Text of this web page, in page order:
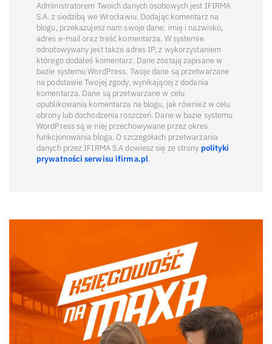
Administratorem Twoich danych osobowych jest IFIRMA
S.A. z siedzibą we Wrocławiu. Dodając komentarz na
blogu, przekazujesz nam swoje dane: imię i nazwisko,
adres e-mail oraz treść komentarza. W systemie
odnotowywany jest także adres IP, z wykorzystaniem
którego dodałeś komentarz. Dane zostają zapisane w
bazie systemu WordPress. Twoje dane są przetwarzane
na podstawie Twojej zgody, wynikającej z dodania
komentarza. Dane są przetwarzane w celu
opublikowania komentarza na blogu, jak również w celu
obrony lub dochodzenia roszczeń. Dane w bazie systemu
WordPress są w niej przechowywane przez okres
funkcjonowania bloga. O szczegółach przetwarzania
danych przez IFIRMA S.A dowiesz się ze strony polityki
prywatności serwisu ifirma.pl.